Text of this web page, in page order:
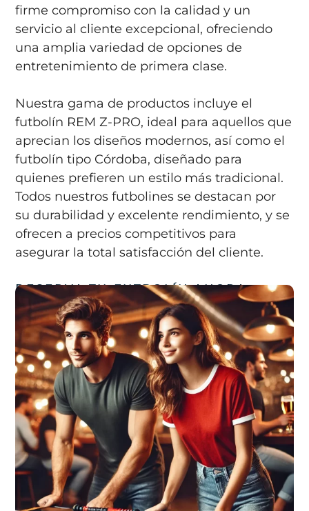
firme compromiso con la calidad y un
servicio al cliente excepcional, ofreciendo
una amplia variedad de opciones de
entretenimiento de primera clase.
Nuestra gama de productos incluye el
futbolín REM Z-PRO, ideal para aquellos que
aprecian los diseños modernos, así como el
futbolín tipo Córdoba, diseñado para
quienes prefieren un estilo más tradicional.
Todos nuestros futbolines se destacan por
su durabilidad y excelente rendimiento, y se
ofrecen a precios competitivos para
asegurar la total satisfacción del cliente.
RESERVA TU FUTBOLÍN AHORA